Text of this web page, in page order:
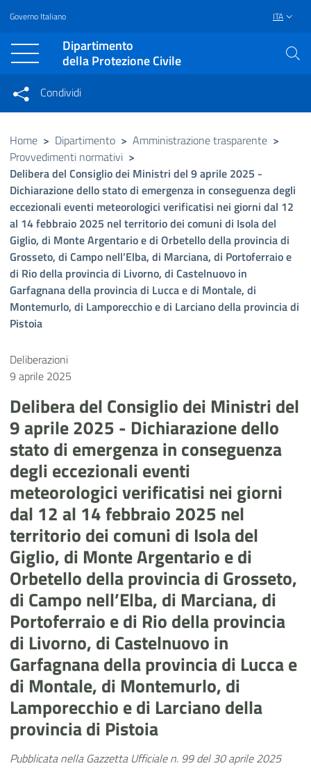
Vai al contenuto principale
Raggiungi il piè di pagina
Governo Italiano ITA
Dipartimento
della Protezione Civile
Condividi su Facebook
Condividi su Twitter
Condividi su LinkedIn
Condividi
Condividi sui social network
Home > Dipartimento > Amministrazione trasparente >
Provvedimenti normativi >
Delibera del Consiglio dei Ministri del 9 aprile 2025 -
Dichiarazione dello stato di emergenza in conseguenza degli
eccezionali eventi meteorologici verificatisi nei giorni dal 12
al 14 febbraio 2025 nel territorio dei comuni di Isola del
Giglio, di Monte Argentario e di Orbetello della provincia di
Grosseto, di Campo nell’Elba, di Marciana, di Portoferraio e
di Rio della provincia di Livorno, di Castelnuovo in
Garfagnana della provincia di Lucca e di Montale, di
Montemurlo, di Lamporecchio e di Larciano della provincia di
Pistoia
Deliberazioni
9 aprile 2025
Delibera del Consiglio dei Ministri del
9 aprile 2025 - Dichiarazione dello
stato di emergenza in conseguenza
degli eccezionali eventi
meteorologici verificatisi nei giorni
dal 12 al 14 febbraio 2025 nel
territorio dei comuni di Isola del
Giglio, di Monte Argentario e di
Orbetello della provincia di Grosseto,
di Campo nell’Elba, di Marciana, di
Portoferraio e di Rio della provincia
di Livorno, di Castelnuovo in
Garfagnana della provincia di Lucca e
di Montale, di Montemurlo, di
Lamporecchio e di Larciano della
provincia di Pistoia
Pubblicata nella Gazzetta Ufficiale n. 99 del 30 aprile 2025